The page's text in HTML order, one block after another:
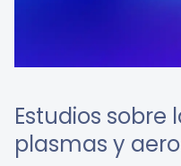
Estudios
plasmas y